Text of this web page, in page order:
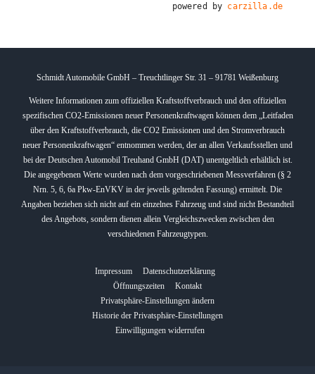
powered by carzilla.de
Schmidt Automobile GmbH – Treuchtlinger Str. 31 – 91781 Weißenburg
Weitere Informationen zum offiziellen Kraftstoffverbrauch und den offiziellen
spezifischen CO2-Emissionen neuer Personenkraftwagen können dem „Leitfaden
über den Kraftstoffverbrauch, die CO2 Emissionen und den Stromverbrauch
neuer Personenkraftwagen“ entnommen werden, der an allen Verkaufsstellen und
bei der Deutschen Automobil Treuhand GmbH (DAT) unentgeltlich erhältlich ist.
Die angegebenen Werte wurden nach dem vorgeschriebenen Messverfahren (§ 2
Nrn. 5, 6, 6a Pkw-EnVKV in der jeweils geltenden Fassung) ermittelt. Die
Angaben beziehen sich nicht auf ein einzelnes Fahrzeug und sind nicht Bestandteil
des Angebots, sondern dienen allein Vergleichszwecken zwischen den
verschiedenen Fahrzeugtypen.
Impressum
Datenschutzerklärung
Öffnungszeiten
Kontakt
Privatsphäre-Einstellungen ändern
Historie der Privatsphäre-Einstellungen
Einwilligungen widerrufen